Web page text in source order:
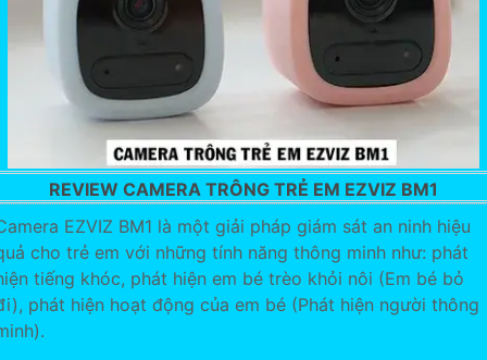
REVIEW CAMERA TRÔNG TRẺ EM EZVIZ BM1
EZVIZ BM1 là một giải pháp giám sát an ninh hiệu
cho trẻ em với những tính năng thông minh như: phát
tiếng khóc, phát hiện em bé trèo khỏi nôi (Em bé bỏ
phát hiện hoạt động của em bé (Phát hiện người thông